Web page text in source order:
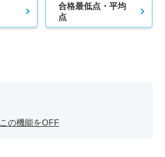
合格最低点・平均
点
この機能をOFF